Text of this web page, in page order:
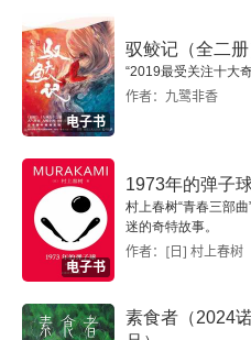
电子书
驭鲛记（全二册
“2019最受关注十大
作者：九鹭非香
电子书
1973年的弹子
村上春树“青春三部
迷的奇特故事。
作者：[日] 村上春树
素食者（2024